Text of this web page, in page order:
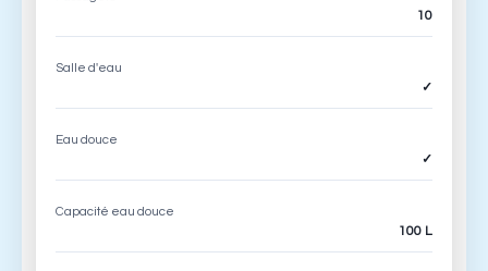
10
Salle d'eau
✓
Eau douce
✓
Capacité eau douce
100 L